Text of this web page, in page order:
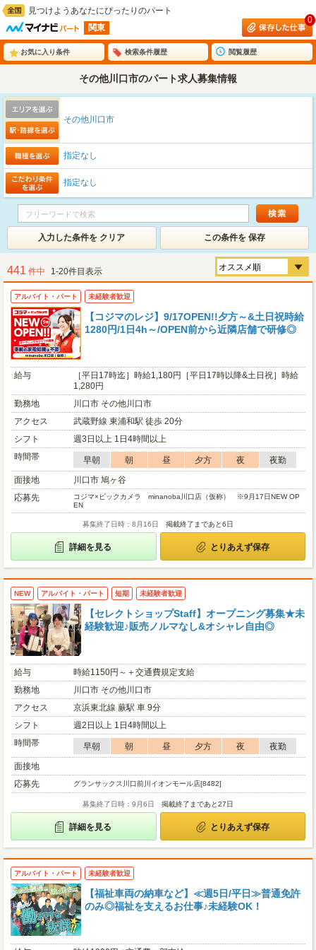
見つけようあなたにぴったりのパート
関東
0
お気に入り条件 検索条件履歴 閲覧履歴
その他川口市のパート求人募集情報
その他川口市
指定なし
指定なし
入力した条件を クリア この条件を 保存
441 件中 1-20件目表示
アルバイト・パート 未経験者歓迎
【コジマのレジ】9/17OPEN!!夕方～&土日祝時給
1280円/1日4h～/OPEN前から近隣店舗で研修◎
給与
［平日17時迄］時給1,180円［平日17時以降&土日祝］時給
1,280円
勤務地
川口市 その他川口市
アクセス
武蔵野線 東浦和駅 徒歩 20分
シフト
週3日以上 1日4時間以上
時間帯
早朝 朝 昼 夕方 夜
夜勤
面接地
川口市 鳩ヶ谷
応募先
コジマ×ビックカメラ minanoba川口店（仮称） ※9月17日NEW OP
EN
募集終了日時：8月16日 掲載終了まであと6日
詳細を見る とりあえず保存
NEW アルバイト・パート 短期 未経験者歓迎
【セレクトショップStaff】オープニング募集★未
経験歓迎♪販売ノルマなし&オシャレ自由◎
給与
時給1150円～＋交通費規定支給
勤務地
川口市 その他川口市
アクセス
京浜東北線 蕨駅 車 9分
シフト
週2日以上 1日4時間以上
時間帯
早朝 朝 昼 夕方 夜
夜勤
面接地
応募先
グランサックス川口前川イオンモール店[8482]
募集終了日時：9月6日 掲載終了まであと27日
詳細を見る とりあえず保存
アルバイト・パート 未経験者歓迎
【福祉車両の納車など】≪週5日/平日≫普通免許
のみ◎福祉を支えるお仕事♪未経験OK！